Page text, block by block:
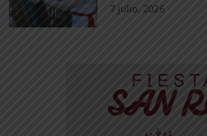
7 julio, 2026